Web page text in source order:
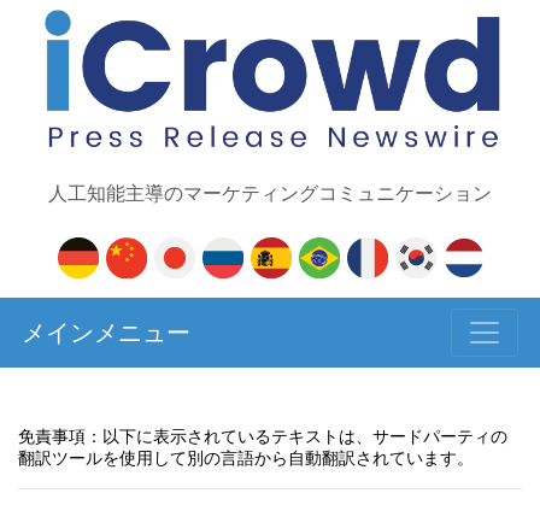
人工知能主導のマーケティングコミュニケーション
メインメニュー
免責事項：以下に表示されているテキストは、サードパーティの
翻訳ツールを使用して別の言語から自動翻訳されています。